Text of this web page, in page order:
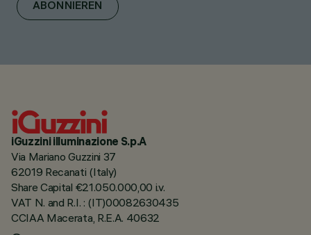
ABONNIEREN
iGuzzini illuminazione S.p.A
Via Mariano Guzzini 37
62019 Recanati (Italy)
Share Capital €21.050.000,00 i.v.
VAT N. and R.I. : (IT)00082630435
CCIAA Macerata, R.E.A. 40632